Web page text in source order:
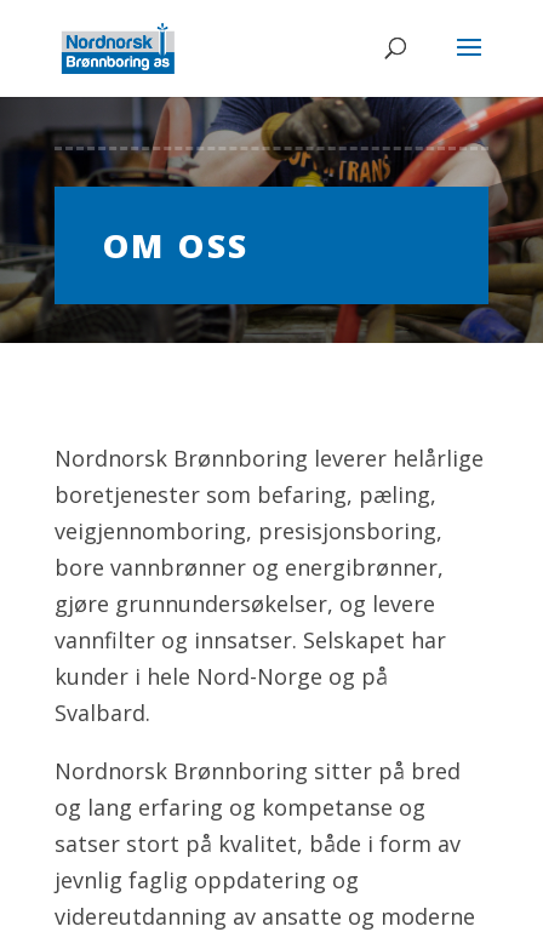
OM OSS
Nordnorsk Brønnboring leverer helårlige
boretjenester som befaring, pæling,
veigjennomboring, presisjonsboring,
bore vannbrønner og energibrønner,
gjøre grunnundersøkelser, og levere
vannfilter og innsatser. Selskapet har
kunder i hele Nord-Norge og på
Svalbard.
Nordnorsk Brønnboring sitter på bred
og lang erfaring og kompetanse og
satser stort på kvalitet, både i form av
jevnlig faglig oppdatering og
videreutdanning av ansatte og moderne